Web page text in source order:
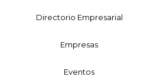
Directorio Empresarial
Empresas
Eventos